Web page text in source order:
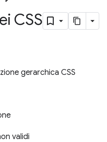
CSS
gerarchica CSS
validi